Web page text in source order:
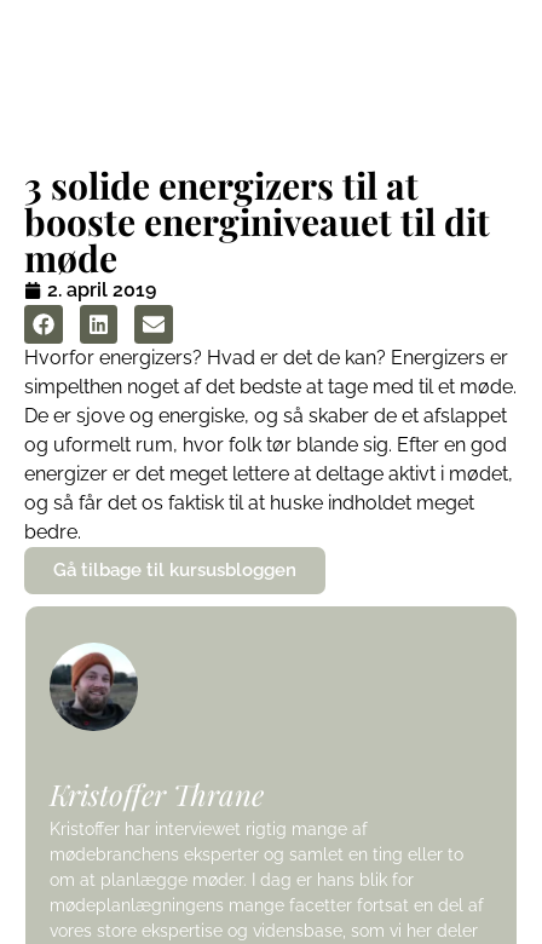
3 solide energizers til at
booste energiniveauet til dit
møde
2. april 2019
Hvorfor energizers? Hvad er det de kan? Energizers er
simpelthen noget af det bedste at tage med til et møde.
De er sjove og energiske, og så skaber de et afslappet
og uformelt rum, hvor folk tør blande sig. Efter en god
energizer er det meget lettere at deltage aktivt i mødet,
og så får det os faktisk til at huske indholdet meget
bedre.
Gå tilbage til kursusbloggen
Kristoffer Thrane
Kristoffer har interviewet rigtig mange af
mødebranchens eksperter og samlet en ting eller to
om at planlægge møder. I dag er hans blik for
mødeplanlægningens mange facetter fortsat en del af
vores store ekspertise og vidensbase, som vi her deler